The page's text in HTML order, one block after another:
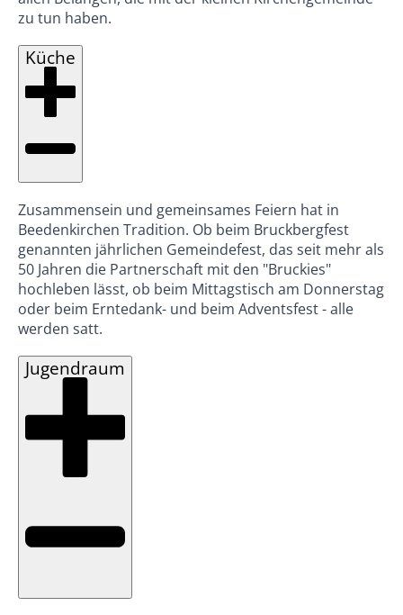
zu tun haben.
Küche
Zusammensein und gemeinsames Feiern hat in
Beedenkirchen Tradition. Ob beim Bruckbergfest
genannten jährlichen Gemeindefest, das seit mehr als
50 Jahren die Partnerschaft mit den "Bruckies"
hochleben lässt, ob beim Mittagstisch am Donnerstag
oder beim Erntedank- und beim Adventsfest - alle
werden satt.
Jugendraum